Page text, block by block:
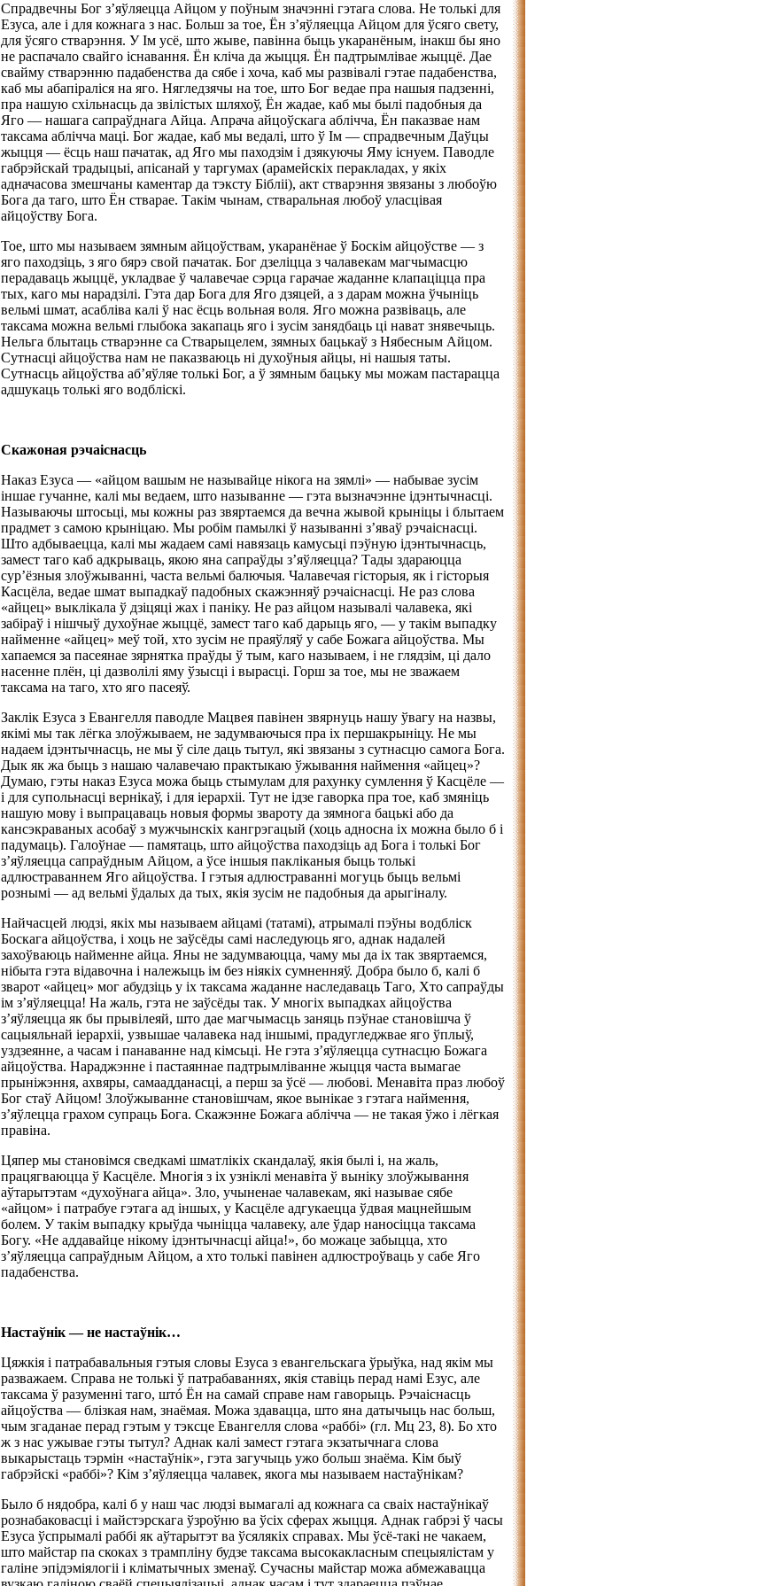
Спрадвечны Бог з’яўляецца Айцом у поўным значэнні гэтага слова. Не толькі для
Езуса, але і для кожнага з нас. Больш за тое, Ён з’яўляецца Айцом для ўсяго свету,
для ўсяго стварэння. У Ім усё, што жыве, павінна быць укаранёным, інакш бы яно
не распачало свайго існавання. Ён кліча да жыцця. Ён падтрымлівае жыццё. Дае
свайму стварэнню падабенства да сябе і хоча, каб мы развівалі гэтае падабенства,
каб мы абапіраліся на яго. Нягледзячы на тое, што Бог ведае пра нашыя падзенні,
пра нашую схільнасць да звілістых шляхоў, Ён жадае, каб мы былі падобныя да
Яго — нашага сапраўднага Айца. Апрача айцоўскага аблічча, Ён паказвае нам
таксама аблічча маці. Бог жадае, каб мы ведалі, што ў Ім — спрадвечным Даўцы
жыцця — ёсць наш пачатак, ад Яго мы паходзім і дзякуючы Яму існуем. Паводле
габрэйскай традыцыі, апісанай у таргумах (арамейскіх перакладах, у якіх
адначасова змешчаны каментар да тэксту Бібліі), акт стварэння звязаны з любоўю
Бога да таго, што Ён стварае. Такім чынам, стваральная любоў уласцівая
айцоўству Бога.
Тое, што мы называем зямным айцоўствам, укаранёнае ў Боскім айцоўстве — з
яго паходзіць, з яго бярэ свой пачатак. Бог дзеліцца з чалавекам магчымасцю
перадаваць жыццё, укладвае ў чалавечае сэрца гарачае жаданне клапаціцца пра
тых, каго мы нарадзілі. Гэта дар Бога для Яго дзяцей, а з дарам можна ўчыніць
вельмі шмат, асабліва калі ў нас ёсць вольная воля. Яго можна развіваць, але
таксама можна вельмі глыбока закапаць яго і зусім занядбаць ці нават знявечыць.
Нельга блытаць стварэнне са Стварыцелем, зямных бaцькаў з Нябесным Айцом.
Сутнасці айцоўства нам не паказваюць ні духоўныя айцы, ні нашыя таты.
Сутнасць айцоўства аб’яўляе толькі Бог, а ў зямным бацьку мы можам пастарацца
адшукаць толькі яго водбліскі.
Скажоная рэчаіснасць
Наказ Езуса — «айцом вашым не называйце нікога на зямлі» — набывае зусім
іншае гучанне, калі мы ведаем, што называнне — гэта вызначэнне ідэнтычнасці.
Называючы штосьці, мы кожны раз звяртаемся да вечна жывой крыніцы і блытаем
прадмет з самою крыніцаю. Мы робім памылкі ў называнні з’яваў рэчаіснасці.
Што адбываецца, калі мы жадаем самі навязаць камусьці пэўную ідэнтычнасць,
замест таго каб адкрываць, якою яна сапраўды з’яўляецца? Тады здараюцца
сур’ёзныя злоўжыванні, часта вельмі балючыя. Чалавечая гісторыя, як і гісторыя
Касцёла, ведае шмат выпадкаў падобных скажэнняў рэчаіснасці. Не раз слова
«айцец» выклікала ў дзіцяці жах і паніку. Не раз айцом называлі чалавека, які
забіраў і нішчыў духоўнае жыццё, замест таго каб дарыць яго, — у такім выпадку
найменне «айцец» меў той, хто зусім не праяўляў у сабе Божага айцоўства. Мы
хапаемся за пасеянае зярнятка праўды ў тым, каго называем, і не глядзім, ці дало
насенне плён, ці дазволілі яму ўзысці і вырасці. Горш за тое, мы не зважаем
таксама на таго, хто яго пасеяў.
Заклік Езуса з Евангелля паводле Мацвея павінен звярнуць нашу ўвагу на назвы,
якімі мы так лёгка злоўжываем, не задумваючыся пра іх першакрыніцу. Не мы
надаем ідэнтычнасць, не мы ў сіле даць тытул, які звязаны з сутнасцю самога Бога.
Дык як жа быць з нашаю чалавечаю практыкаю ўжывання наймення «айцец»?
Думаю, гэты наказ Езуса можа быць стымулам для рахунку сумлення ў Касцёле —
і для супольнасці вернікаў, і для іерархіі. Тут не ідзе гаворка пра тое, каб змяніць
нашую мову і выпрацаваць новыя формы звароту да зямнога бацькі або да
кансэкраваных асобаў з мужчынскіх кангрэгацый (хоць адносна іх можна было б і
падумаць). Галоўнае — памятаць, што айцоўства паходзіць ад Бога і толькі Бог
з’яўляецца сапраўдным Айцом, а ўсе іншыя пакліканыя быць толькі
адлюстраваннем Яго айцоўства. І гэтыя адлюстраванні могуць быць вельмі
рознымі — ад вельмі ўдалых да тых, якія зусім не падобныя да арыгіналу.
Найчасцей людзі, якіх мы называем айцамі (татамі), атрымалі пэўны водбліск
Боскага айцоўства, і хоць не заўсёды самі наследуюць яго, аднак надалей
захоўваюць найменне айца. Яны не задумваюцца, чаму мы да іх так звяртаемся,
нібыта гэта відавочна і належыць ім без ніякіх сумненняў. Добра было б, калі б
зварот «айцец» мог абудзіць у іх таксама жаданне наследаваць Таго, Хто сапраўды
ім з’яўляецца! На жаль, гэта не заўсёды так. У многіх выпадках айцоўства
з’яўляецца як бы прывілеяй, што дае магчымасць заняць пэўнае становішча ў
сацыяльнай іерархіі, узвышае чалавека над іншымі, прадугледжвае яго ўплыў,
уздзеянне, а часам і панаванне над кімсьці. Не гэта з’яўляецца сутнасцю Божага
айцоўства. Нараджэнне і пастаяннае падтрымліванне жыцця часта вымагае
прыніжэння, ахвяры, самаадданасці, а перш за ўсё — любові. Менавіта праз любоў
Бог стаў Айцом! Злоўжыванне становішчам, якое вынікае з гэтага наймення,
з’яўлецца грахом супраць Бога. Скажэнне Божага аблічча — не такая ўжо і лёгкая
правіна.
Цяпер мы становімся сведкамі шматлікіх скандалаў, якія былі і, на жаль,
працягваюцца ў Касцёле. Многія з іх узніклі менавіта ў выніку злоўжывання
аўтарытэтам «духоўнага айца». Зло, учыненае чалавекам, які называе сябе
«айцом» і патрабуе гэтага ад іншых, у Касцёле адгукаецца ўдвая мацнейшым
болем. У такім выпадку крыўда чыніцца чалавеку, але ўдар наносіцца таксама
Богу. «Не аддавайце нікому ідэнтычнасці айца!», бо можаце забыцца, хто
з’яўляецца сапраўдным Айцом, а хто толькі павінен адлюстроўваць у сабе Яго
падабенства.
Настаўнік — не настаўнік…
Цяжкія і патрабавальныя гэтыя словы Езуса з евангельскага ўрыўка, над якім мы
разважаем. Справа не толькі ў патрабаваннях, якія ставіць перад намі Езус, але
таксама ў разуменні таго, штó Ён на самай справе нам гаворыць. Рэчаіснасць
айцоўства — блізкая нам, знаёмая. Можа здавацца, што яна датычыць нас больш,
чым згаданае перад гэтым у тэксце Евангелля слова «раббі» (гл. Мц 23, 8). Бо хто
ж з нас ужывае гэты тытул? Аднак калі замест гэтага экзатычнага слова
выкарыстаць тэрмін «настаўнік», гэта загучыць ужо больш знаёма. Кім быў
габрэйскі «раббі»? Кім з’яўляецца чалавек, якога мы называем настаўнікам?
Было б нядобра, калі б у наш час людзі вымагалі ад кожнага са сваіх настаўнікаў
рознабаковасці і майстэрскага ўзроўню ва ўсіх сферах жыцця. Аднак габрэі ў часы
Езуса ўспрымалі раббі як аўтарытэт ва ўсялякіх справах. Мы ўсё-такі не чакаем,
што майстар па скоках з трампліну будзе таксама высокакласным спецыялістам у
галіне эпідэміялогіі і кліматычных зменаў. Сучасны майстар можа абмежавацца